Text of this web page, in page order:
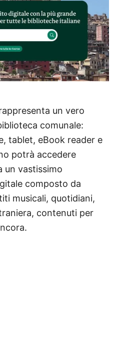
un vero
comunale:
tablet, eBook reader e
potrà accedere
un vastissimo
composto da
musicali, quotidiani,
contenuti per